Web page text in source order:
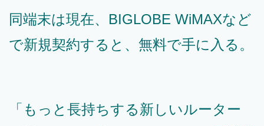
同端末は現在、BIGLOBE WiMAXなど
で新規契約すると、無料で手に入る。
「もっと長持ちする新しいルーター